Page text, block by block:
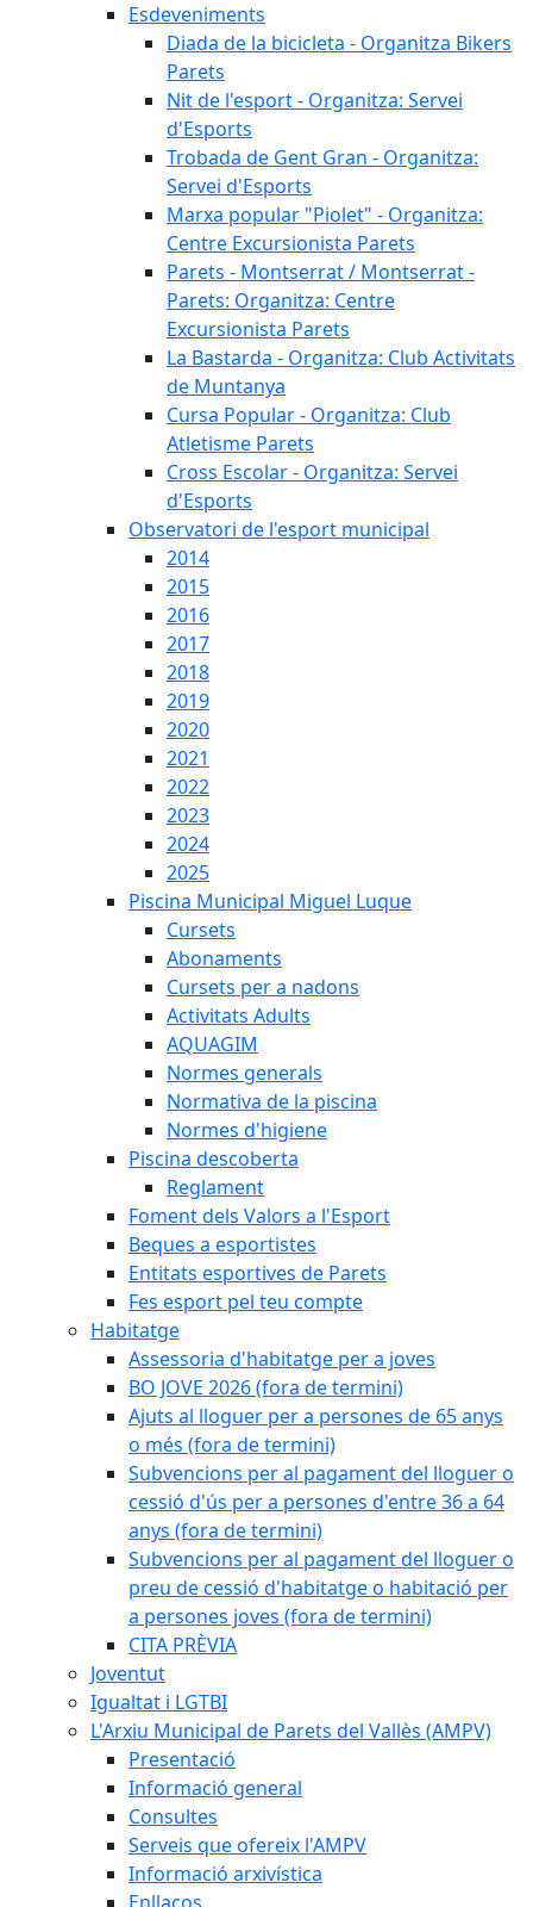
Esdeveniments
Diada de la bicicleta - Organitza Bikers
Parets
Nit de l'esport - Organitza: Servei
d'Esports
Trobada de Gent Gran - Organitza:
Servei d'Esports
Marxa popular "Piolet" - Organitza:
Centre Excursionista Parets
Parets - Montserrat / Montserrat -
Parets: Organitza: Centre
Excursionista Parets
La Bastarda - Organitza: Club Activitats
de Muntanya
Cursa Popular - Organitza: Club
Atletisme Parets
Cross Escolar - Organitza: Servei
d'Esports
Observatori de l'esport municipal
2014
2015
2016
2017
2018
2019
2020
2021
2022
2023
2024
2025
Piscina Municipal Miguel Luque
Cursets
Abonaments
Cursets per a nadons
Activitats Adults
AQUAGIM
Normes generals
Normativa de la piscina
Normes d'higiene
Piscina descoberta
Reglament
Foment dels Valors a l'Esport
Beques a esportistes
Entitats esportives de Parets
Fes esport pel teu compte
Habitatge
Assessoria d'habitatge per a joves
BO JOVE 2026 (fora de termini)
Ajuts al lloguer per a persones de 65 anys
o més (fora de termini)
Subvencions per al pagament del lloguer o
cessió d'ús per a persones d'entre 36 a 64
anys (fora de termini)
Subvencions per al pagament del lloguer o
preu de cessió d'habitatge o habitació per
a persones joves (fora de termini)
CITA PRÈVIA
Joventut
Igualtat i LGTBI
L'Arxiu Municipal de Parets del Vallès (AMPV)
Presentació
Informació general
Consultes
Serveis que ofereix l'AMPV
Informació arxivística